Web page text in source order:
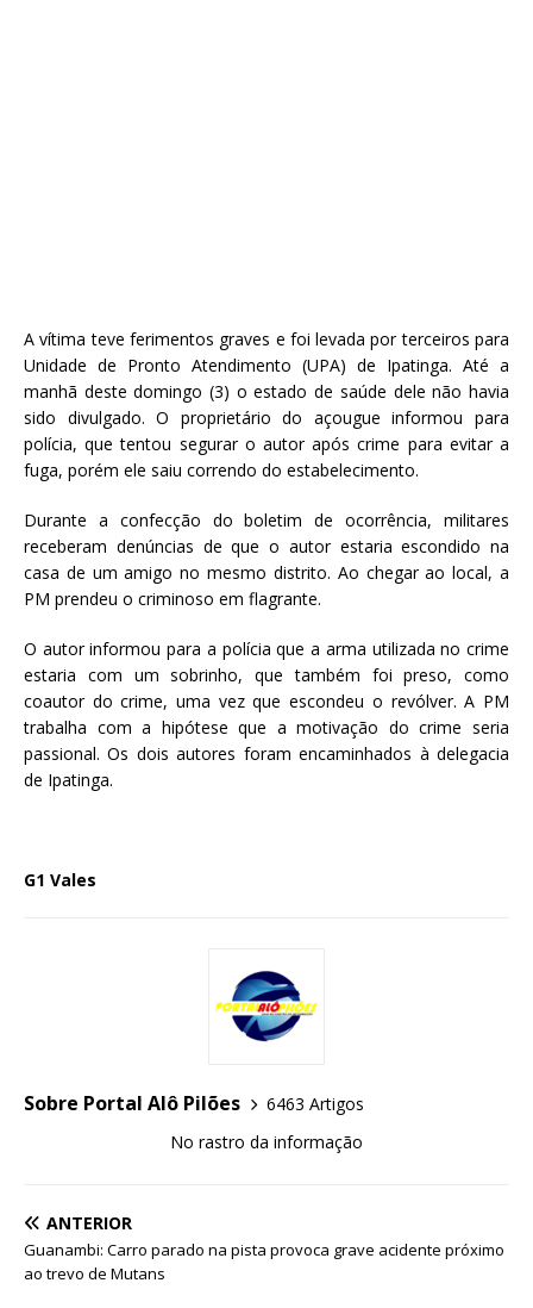
A vítima teve ferimentos graves e foi levada por terceiros para
Unidade de Pronto Atendimento (UPA) de Ipatinga. Até a
manhã deste domingo (3) o estado de saúde dele não havia
sido divulgado. O proprietário do açougue informou para
polícia, que tentou segurar o autor após crime para evitar a
fuga, porém ele saiu correndo do estabelecimento.
Durante a confecção do boletim de ocorrência, militares
receberam denúncias de que o autor estaria escondido na
casa de um amigo no mesmo distrito. Ao chegar ao local, a
PM prendeu o criminoso em flagrante.
O autor informou para a polícia que a arma utilizada no crime
estaria com um sobrinho, que também foi preso, como
coautor do crime, uma vez que escondeu o revólver. A PM
trabalha com a hipótese que a motivação do crime seria
passional. Os dois autores foram encaminhados à delegacia
de Ipatinga.
G1 Vales
Sobre Portal Alô Pilões
6463 Artigos
No rastro da informação
ANTERIOR
Guanambi: Carro parado na pista provoca grave acidente próximo
ao trevo de Mutans